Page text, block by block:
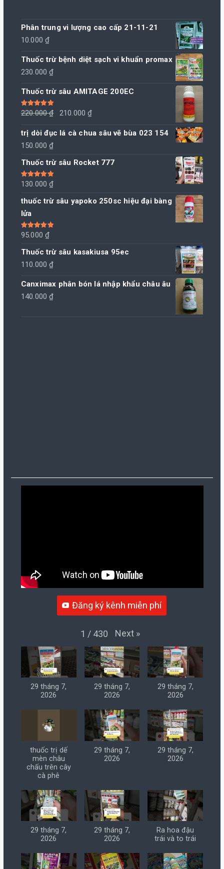
Phân trung vi lượng cao cấp 21-11-21
10.000₫
Thuốc trừ bệnh diệt sạch vi khuẩn promax
230.000₫
Thuốc trừ sâu AMITAGE 200EC
Được xếp
5
220.000₫
Giá
là:
210.000₫
tại
210.000 ₫.
trị dòi đục lá cà chua sâu vẽ bùa 023 154
150.000₫
Thuốc trừ sâu Rocket 777
Được xếp
hạng 5.00 5
130.000₫
thuốc trừ sâu yapoko 250sc hiệu đại bàng
lửa
Được xếp
hạng 5.005
95.000₫
Thuốc trừ sâu kasakiusa 95ec
110.000₫
Canximax phân bón lá nhập khẩu châu âu
140.000₫
Đăng ký kênh miễn phí
1 / 430 Next »
29 tháng 7,
2026
29 tháng 7,
2026
29 tháng 7,
2026
thuốc trị dế
mèn châu
chấu trên cây
cà phê
29 tháng 7,
2026
29 tháng 7,
2026
29 tháng 7,
2026
29 tháng 7,
2026
Ra hoa đậu
trái và to trái